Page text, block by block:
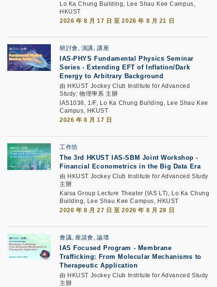
Lo Ka Chung Building, Lee Shau Kee Campus,
HKUST
2026 年 8 月 17 日 至 2026 年 8 月 21 日
研討會, 演講, 講座
IAS-PHYS Fundamental Physics Seminar
Series - Extending EFT of Inflation/Dark
Energy to Arbitrary Background
由 HKUST Jockey Club Institute for Advanced
Study; 物理學系 主辦
IAS1038, 1/F, Lo Ka Chung Building, Lee Shau Kee
Campus, HKUST
2026 年 8 月 17 日
工作坊
The 3rd HKUST IAS-SBM Joint Workshop -
Financial Econometrics in the Big Data Era
由 HKUST Jockey Club Institute for Advanced Study
主辦
Kaisa Group Lecture Theater (IAS LT), Lo Ka Chung
Building, Lee Shau Kee Campus, HKUST
2026 年 8 月 27 日 至 2026 年 8 月 28 日
會議, 座談會, 論壇
IAS Focused Program - Membrane
Trafficking: From Molecular Mechanisms to
Therapeutic Application
由 HKUST Jockey Club Institute for Advanced Study
主辦